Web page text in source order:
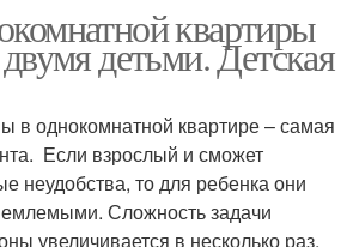
квартиры
детьми. Детская
в однокомнатной квартире – самая
Если взрослый и сможет
неудобства, то для ребенка они
Сложность задачи
увеличивается в несколько раз,